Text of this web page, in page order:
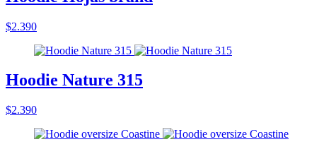
$2.390
Hoodie Nature 315
$2.390